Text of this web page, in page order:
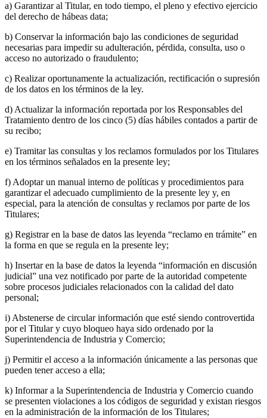
a) Garantizar al Titular, en todo tiempo, el pleno y efectivo ejercicio
del derecho de hábeas data;
b) Conservar la información bajo las condiciones de seguridad
necesarias para impedir su adulteración, pérdida, consulta, uso o
acceso no autorizado o fraudulento;
c) Realizar oportunamente la actualización, rectificación o supresión
de los datos en los términos de la ley.
d) Actualizar la información reportada por los Responsables del
Tratamiento dentro de los cinco (5) días hábiles contados a partir de
su recibo;
e) Tramitar las consultas y los reclamos formulados por los Titulares
en los términos señalados en la presente ley;
f) Adoptar un manual interno de políticas y procedimientos para
garantizar el adecuado cumplimiento de la presente ley y, en
especial, para la atención de consultas y reclamos por parte de los
Titulares;
g) Registrar en la base de datos las leyenda “reclamo en trámite” en
la forma en que se regula en la presente ley;
h) Insertar en la base de datos la leyenda “información en discusión
judicial” una vez notificado por parte de la autoridad competente
sobre procesos judiciales relacionados con la calidad del dato
personal;
i) Abstenerse de circular información que esté siendo controvertida
por el Titular y cuyo bloqueo haya sido ordenado por la
Superintendencia de Industria y Comercio;
j) Permitir el acceso a la información únicamente a las personas que
pueden tener acceso a ella;
k) Informar a la Superintendencia de Industria y Comercio cuando
se presenten violaciones a los códigos de seguridad y existan riesgos
en la administración de la información de los Titulares;